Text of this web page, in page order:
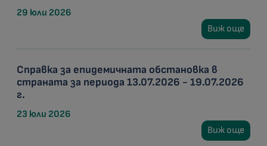
29 юли 2026
Виж още
Справка за епидемичната обстановка в
страната за периода 13.07.2026 - 19.07.2026
г.
23 юли 2026
Виж още